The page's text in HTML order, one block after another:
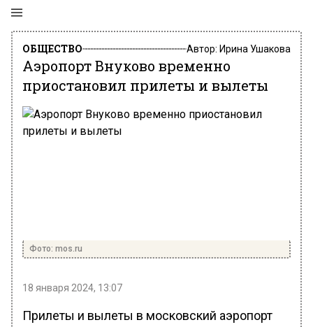
ОБЩЕСТВО Автор: Ирина Ушакова
Аэропорт Внуково временно
приостановил прилеты и вылеты
Фото: mos.ru
18 января 2024, 13:07
Прилеты и вылеты в московский аэропорт